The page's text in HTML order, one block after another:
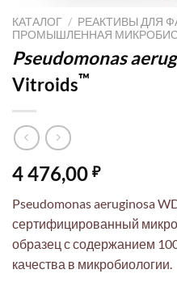
КАТАЛОГ / РЕАКТИВЫ ДЛЯ
ПРОМЫШЛЕННАЯ
Pseudomonas
Vitroids™
4 476,00 ₽
Pseudomonas aeruginosa
сертифицированный
образец с содержанием
качества в микробиологии.